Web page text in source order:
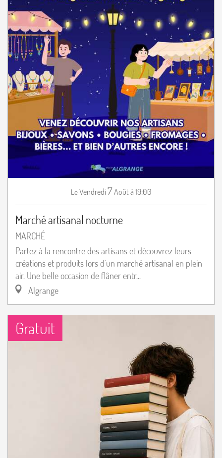
LeVendredi 7Aoûtà 19:00
Marché artisanal nocturne
MARCHÉ
Partez à la rencontre des artisans et découvrez leurs
créations et produits lors d'un marché artisanal en plein
air. Une belle occasion de flâner entr...
Algrange
Gratuit